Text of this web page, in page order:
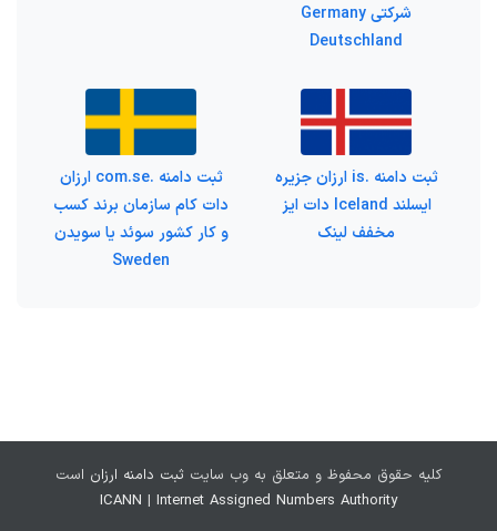
شرکتی Germany
Deutschland
ثبت دامنه .is ارزان جزیره
ایسلند Iceland دات ایز
مخفف لینک
ثبت دامنه .com.se ارزان
دات کام سازمان برند کسب
و کار کشور سوئد یا سویدن
Sweden
کلیه حقوق محفوظ و متعلق به وب سایت ثبت دامنه ارزان است
ICANN | Internet Assigned Numbers Authority